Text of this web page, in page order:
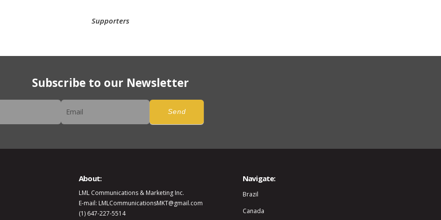
Supporters
Subscribe to our Newsletter
Send
About:
LML Communications & Marketing Inc.
E-mail: LMLCommunicationsMKT@gmail.com
(1) 647-227-5514
Navigate:
Brazil
Canada